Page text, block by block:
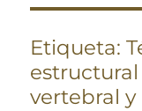
Etiqueta:
vertebral y